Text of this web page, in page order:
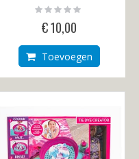
Rating:
€ 10,00
Toevoegen